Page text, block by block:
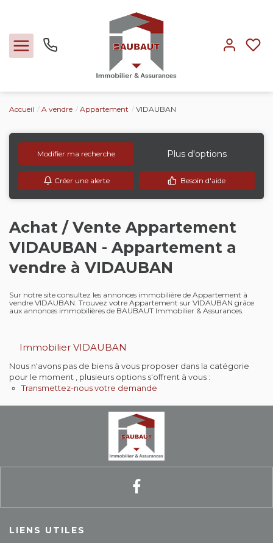
Locations
Expertise
Nos métiers
L'agence
Contact
Estimation
Avis clients
Accueil A vendre Appartement VIDAUBAN
Modifier ma recherche Plus d'options
Créer une alerte Besoin d'aide
Achat / Vente Appartement
VIDAUBAN - Appartement a
vendre à VIDAUBAN
Sur notre site consultez les annonces immobilière de Appartement à
vendre VIDAUBAN. Trouvez votre Appartement sur VIDAUBAN grâce
aux annonces immobilières de BAUBAUT Immobilier & Assurances.
Immobilier VIDAUBAN
Nous n'avons pas de biens à vous proposer dans la catégorie
pour le moment , plusieurs options s'offrent à vous :
Transmettez-nous votre demande
LIENS UTILES